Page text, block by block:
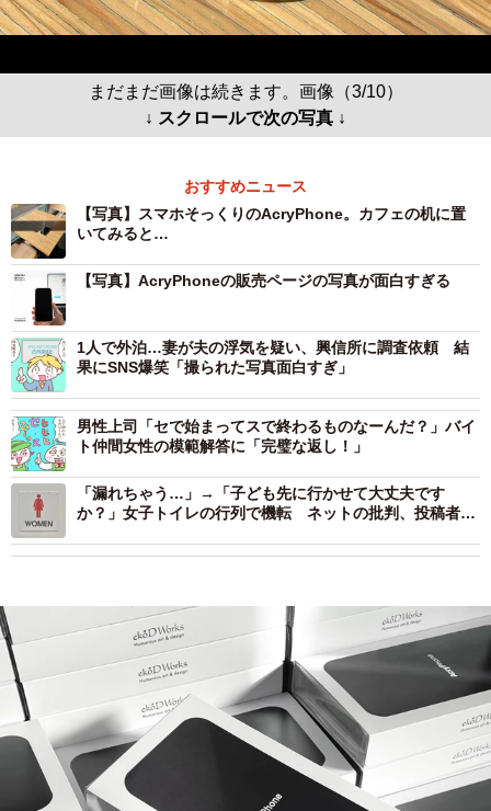
まだまだ画像は続きます。画像（3/10）
↓ スクロールで次の写真 ↓
おすすめニュース
【写真】スマホそっくりのAcryPhone。カフェの机に置
いてみると…
【写真】AcryPhoneの販売ページの写真が面白すぎる
1人で外泊…妻が夫の浮気を疑い、興信所に調査依頼 結
果にSNS爆笑「撮られた写真面白すぎ」
男性上司「セで始まってスで終わるものなーんだ？」バイ
ト仲間女性の模範解答に「完璧な返し！」
「漏れちゃう…」→「子ども先に行かせて大丈夫です
か？」女子トイレの行列で機転 ネットの批判、投稿者は